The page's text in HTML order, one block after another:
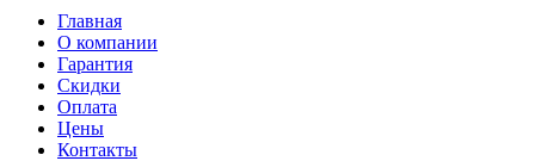
Главная
О компании
Гарантия
Скидки
Оплата
Цены
Контакты